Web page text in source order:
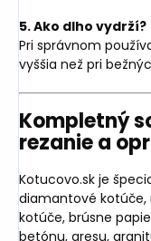
5. Ako dlho vydrží?
Pri správnom
vyššia než pri
Kompletný
rezanie a
Kotucovo.sk je
diamantové kotúče,
kotúče, brúsne
betónu, gresu,